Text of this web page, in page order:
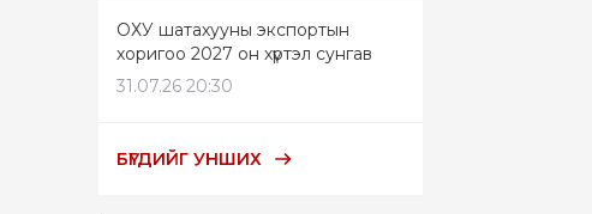
ОХУ шатахууны экспортын
хоригоо 2027 он хүртэл сунгав
31.07.26 20:30
БҮГДИЙГ УНШИХ